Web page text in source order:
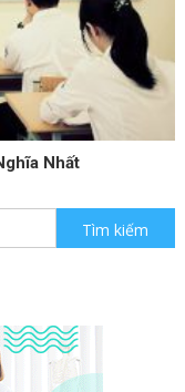
Nhất
Tìm kiếm cho: